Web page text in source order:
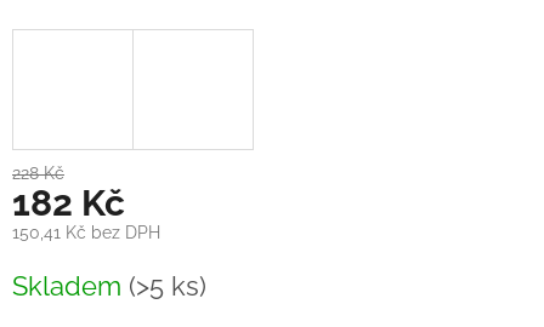
228 Kč
182 Kč
150,41 Kč bez DPH
cena:
Skladem (>5 ks)